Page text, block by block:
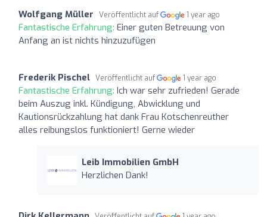
Wolfgang Müller Veröffentlicht auf 1 year ago
Fantastische Erfahrung: Einer guten Betreuung von
Anfang an ist nichts hinzuzufügen
Frederik Pischel Veröffentlicht auf 1 year ago
Fantastische Erfahrung: Ich war sehr zufrieden! Gerade
beim Auszug inkl. Kündigung, Abwicklung und
Kautionsrückzahlung hat dank Frau Kotschenreuther
alles reibungslos funktioniert! Gerne wieder
Leib Immobilien GmbH
Herzlichen Dank!